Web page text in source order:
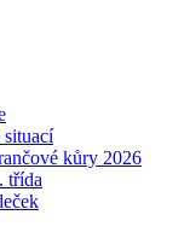
kůry 2026
třída